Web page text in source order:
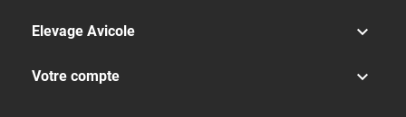
Elevage Avicole 
Votre compte 